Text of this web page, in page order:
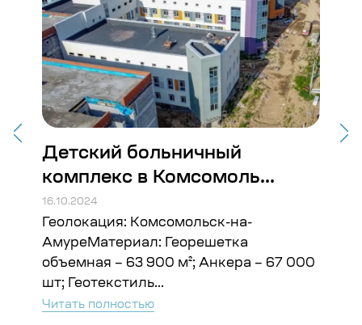
Детский больничный
комплекс в Комсомоль...
16.10.2024
Геолокация: Комсомольск-на-
АмуреМатериал: Георешетка
объемная – 63 900 м²; Анкера – 67 000
шт; Геотекстиль...
Читать полностью